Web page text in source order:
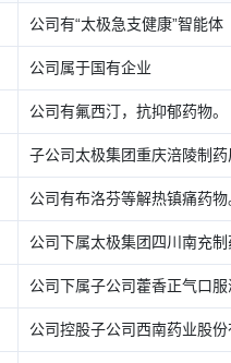
公司有“太极急支健康”智能体
公司属于国有企业
公司有氟西汀，抗抑郁药物。
子公司太极集团重庆涪陵制
公司有布洛芬等解热镇痛药物
公司下属太极集团四川南充
公司下属子公司藿香正气口
公司控股子公司西南药业股